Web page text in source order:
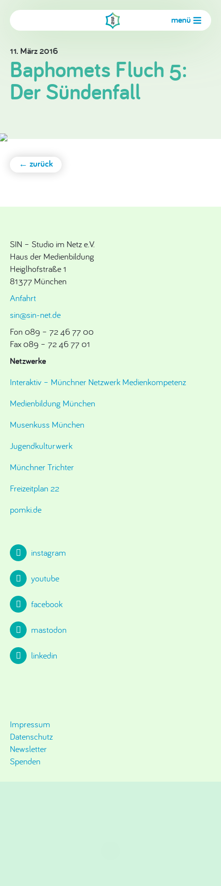
menü
11. März 2016
Baphomets Fluch 5:
Der Sündenfall
← zurück
SIN – Studio im Netz e.V.
Haus der Medienbildung
Heiglhofstraße 1
81377 München
Anfahrt
sin@sin-net.de
Fon 089 – 72 46 77 00
Fax 089 – 72 46 77 01
Netzwerke
Interaktiv – Münchner Netzwerk Medienkompetenz
Medienbildung München
Musenkuss München
Jugendkulturwerk
Münchner Trichter
Freizeitplan 22
pomki.de
instagram
youtube
facebook
mastodon
linkedin
Impressum
Datenschutz
Newsletter
Spenden